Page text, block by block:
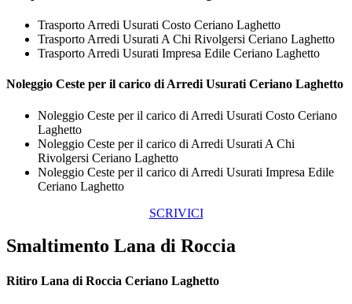
Trasporto Arredi Usurati Costo Ceriano Laghetto
Trasporto Arredi Usurati A Chi Rivolgersi Ceriano Laghetto
Trasporto Arredi Usurati Impresa Edile Ceriano Laghetto
Noleggio Ceste per il carico di Arredi Usurati Ceriano Laghetto
Noleggio Ceste per il carico di Arredi Usurati Costo Ceriano
Laghetto
Noleggio Ceste per il carico di Arredi Usurati A Chi
Rivolgersi Ceriano Laghetto
Noleggio Ceste per il carico di Arredi Usurati Impresa Edile
Ceriano Laghetto
SCRIVICI
Smaltimento Lana di Roccia
Ritiro Lana di Roccia Ceriano Laghetto